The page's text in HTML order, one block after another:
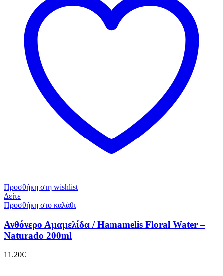
Προσθήκη στη wishlist
Δείτε
Προσθήκη στο καλάθι
Ανθόνερο Αμαμελίδα / Hamamelis Floral Water –
Naturado 200ml
11.20€